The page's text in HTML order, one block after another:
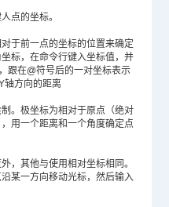
点的坐标。
于前一点的坐标的位置来确定
标，在命令行键入坐标值，并
跟在@符号后的一对坐标表示
轴方向的距离
。极坐标为相对于原点（绝对
用一个距离和一个角度确定点
，其他与使用相对坐标相同。
某一方向移动光标，然后输入